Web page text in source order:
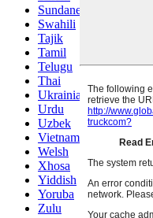
Sundanese
Swahili
Tajik
Tamil
Telugu
Thai
Ukrainian
Urdu
Uzbek
Vietnamese
Welsh
Xhosa
Yiddish
Yoruba
Zulu